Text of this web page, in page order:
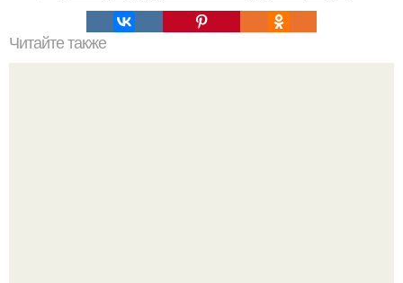
Читайте также